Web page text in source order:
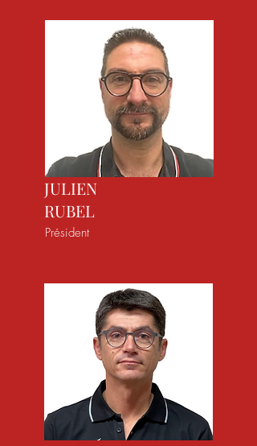
JULIEN
RUBEL
Président